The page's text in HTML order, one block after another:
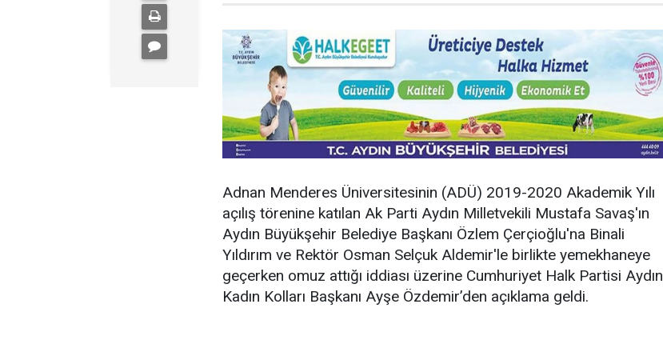
Adnan Menderes Üniversitesinin (ADÜ) 2019-2020 Akademik Yılı
açılış törenine katılan Ak Parti Aydın Milletvekili Mustafa Savaş'ın
Aydın Büyükşehir Belediye Başkanı Özlem Çerçioğlu'na Binali
Yıldırım ve Rektör Osman Selçuk Aldemir'le birlikte yemekhaneye
geçerken omuz attığı iddiası üzerine Cumhuriyet Halk Partisi Aydın
Kadın Kolları Başkanı Ayşe Özdemir’den açıklama geldi.